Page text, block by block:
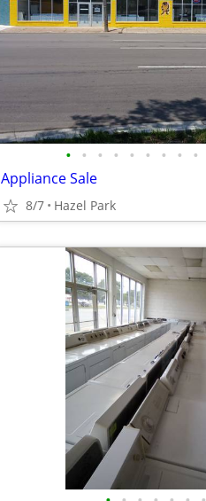
• • • • • • • • •
Appliance Sale
8/7 Hazel Park